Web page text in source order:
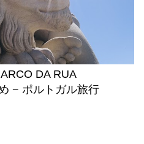
DA RUA
− ポルトガル旅行